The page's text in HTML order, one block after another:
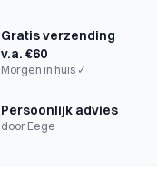
Gratis verzending
v.a. €60
Morgen in huis ✓
Persoonlijk advies
door Eege